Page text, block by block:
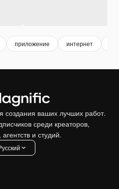
приложение интернет
создания ваших лучших работ.
среди креаторов,
и студий.